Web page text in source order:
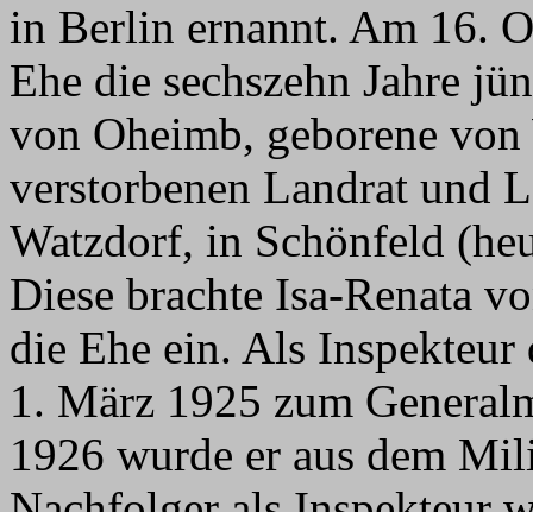
in Berlin ernannt. Am 16.
Ehe die sechszehn Jahre
von Oheimb, geborene
verstorbenen Landrat und
Watzdorf, in Schönfeld
Diese brachte Isa-Renata
die Ehe ein. Als Inspekteur
1. März 1925 zum
1926 wurde er aus dem